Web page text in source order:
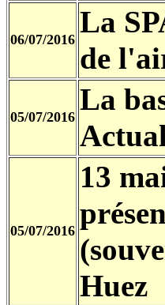
06/07/2016 La
de
05/07/2016 La
05/07/2016
13
Huez